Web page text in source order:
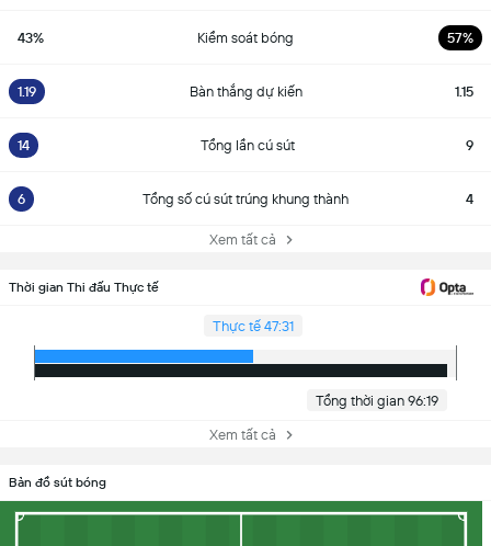
43% Kiểm soát bóng 57%
1.19 Bàn thắng dự kiến 1.15
14 Tổng lần cú sút 9
6 Tổng số cú sút trúng khung thành 4
Xem tất cả
Thời gian Thi đấu Thực tế
Thực tế 47:31
Tổng thời gian 96:19
Xem tất cả
Bản đồ sút bóng